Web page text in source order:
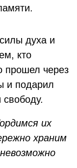
духа и
кто
прошел через
и подарил
их
храним